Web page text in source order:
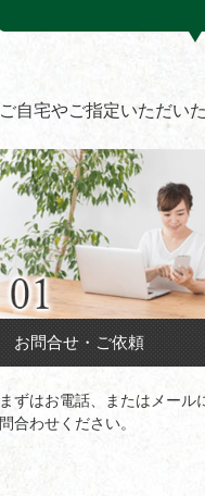
ご自宅やご指定いただい
お問合せ・ご依頼
まずはお電話、またはメール
問合わせください。